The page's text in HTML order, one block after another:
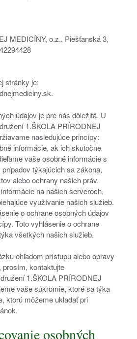
MEDICÍNY, o.z., Piešťanská 3,
IČO: 42294428
stránky je:
údajov je pre nás dôležitá. U
1.ŠKOLA PRÍRODNEJ
nasledujúce princípy:
informácie, ak ich skutočne
vaše osobné informácie s
týkajúcich sa zákona,
alebo ochrany našich práv.
na našich serveroch,
využívanie našich služieb.
o ochrane osobných údajov
Toto vyhlásenie o ochrane
všetkých našich služieb.
ohľadom prístupu alebo opravy
kontaktujte
1.ŠKOLA PRÍRODNEJ
vaše súkromie, ktoré sa týka
ktorú môžeme ukladať pri
osobných